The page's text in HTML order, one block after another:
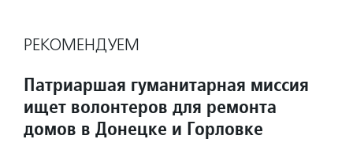
РЕКОМЕНДУЕМ
Патриаршая гуманитарная миссия
ищет волонтеров для ремонта
домов в Донецке и Горловке